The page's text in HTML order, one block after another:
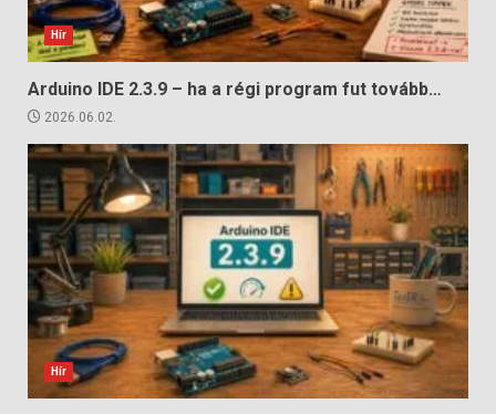
Hír
Arduino IDE 2.3.9 – ha a régi program fut tovább…
2026.06.02.
Hír